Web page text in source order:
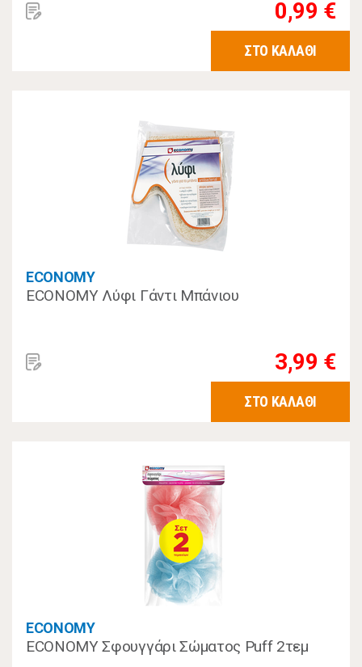
0,99 €
ΣΤΟ ΚΑΛΑΘΙ
ECONOMY
ECONOMY Λύφι Γάντι Μπάνιου
3,99 €
ΣΤΟ ΚΑΛΑΘΙ
ECONOMY
ECONOMY Σφουγγάρι Σώματος Puff 2τεμ